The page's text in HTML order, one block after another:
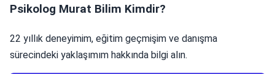
Psikolog Murat Bilim Kimdir?
22 yıllık deneyimim, eğitim geçmişim ve danışma
sürecindeki yaklaşımım hakkında bilgi alın.